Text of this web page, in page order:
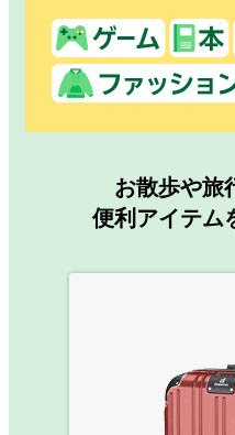
お散歩や旅
便利アイテム